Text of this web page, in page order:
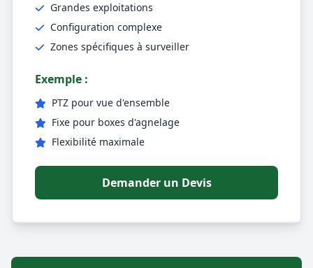
Grandes exploitations
Configuration complexe
Zones spécifiques à surveiller
Exemple :
PTZ pour vue d'ensemble
Fixe pour boxes d'agnelage
Flexibilité maximale
Demander un Devis